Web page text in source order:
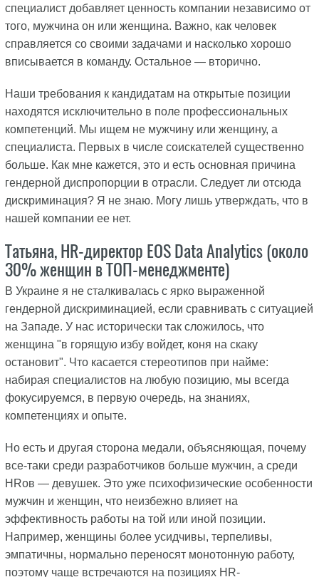
специалист добавляет ценность компании независимо от
того, мужчина он или женщина. Важно, как человек
справляется со своими задачами и насколько хорошо
вписывается в команду. Остальное — вторично.
Наши требования к кандидатам на открытые позиции
находятся исключительно в поле профессиональных
компетенций. Мы ищем не мужчину или женщину, а
специалиста. Первых в числе соискателей существенно
больше. Как мне кажется, это и есть основная причина
гендерной диспропорции в отрасли. Следует ли отсюда
дискриминация? Я не знаю. Могу лишь утверждать, что в
нашей компании ее нет.
Татьяна, HR-директор EOS Data Analytics (около
30% женщин в ТОП-менеджменте)
В Украине я не сталкивалась с ярко выраженной
гендерной дискриминацией, если сравнивать с ситуацией
на Западе. У нас исторически так сложилось, что
женщина "в горящую избу войдет, коня на скаку
остановит". Что касается стереотипов при найме:
набирая специалистов на любую позицию, мы всегда
фокусируемся, в первую очередь, на знаниях,
компетенциях и опыте.
Но есть и другая сторона медали, объясняющая, почему
все-таки среди разработчиков больше мужчин, а среди
HRов — девушек. Это уже психофизические особенности
мужчин и женщин, что неизбежно влияет на
эффективность работы на той или иной позиции.
Например, женщины более усидчивы, терпеливы,
эмпатичны, нормально переносят монотонную работу,
поэтому чаще встречаются на позициях HR-